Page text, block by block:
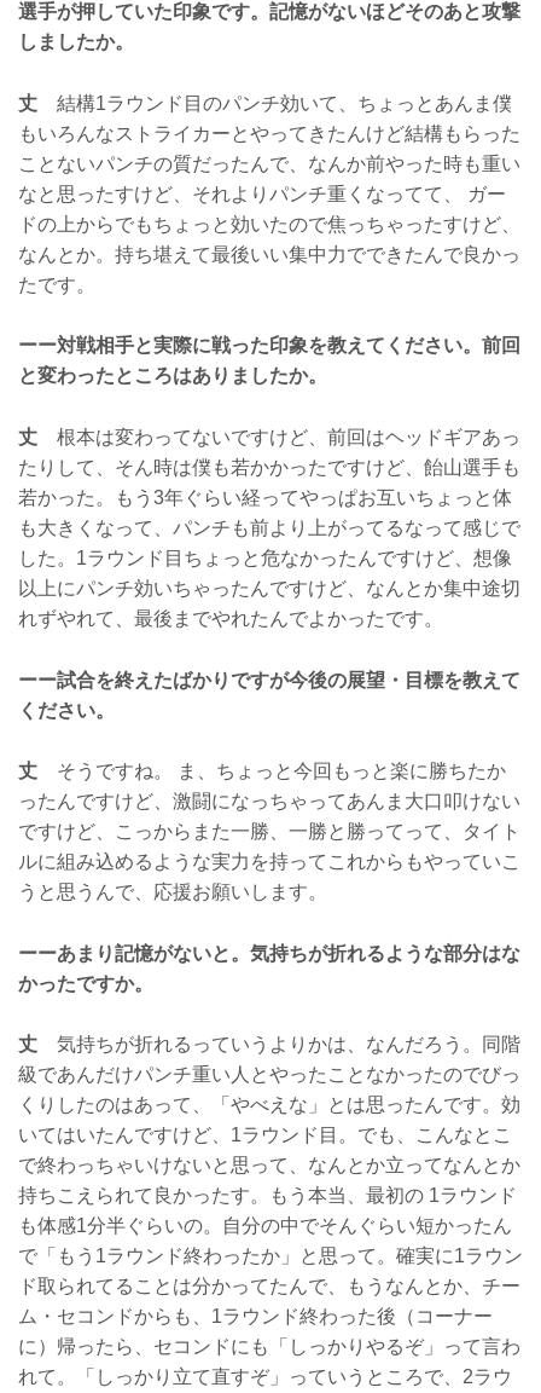
選手が押していた印象です。記憶がないほどそのあと攻撃
しましたか。
丈 結構1ラウンド目のパンチ効いて、ちょっとあんま僕
もいろんなストライカーとやってきたんけど結構もらった
ことないパンチの質だったんで、なんか前やった時も重い
なと思ったすけど、それよりパンチ重くなってて、 ガー
ドの上からでもちょっと効いたので焦っちゃったすけど、
なんとか。持ち堪えて最後いい集中力でできたんで良かっ
たです。
ーー対戦相手と実際に戦った印象を教えてください。前回
と変わったところはありましたか。
丈 根本は変わってないですけど、前回はヘッドギアあっ
たりして、そん時は僕も若かかったですけど、飴山選手も
若かった。もう3年ぐらい経ってやっぱお互いちょっと体
も大きくなって、パンチも前より上がってるなって感じで
した。1ラウンド目ちょっと危なかったんですけど、想像
以上にパンチ効いちゃったんですけど、なんとか集中途切
れずやれて、最後までやれたんでよかったです。
ーー試合を終えたばかりですが今後の展望・目標を教えて
ください。
丈 そうですね。 ま、ちょっと今回もっと楽に勝ちたか
ったんですけど、激闘になっちゃってあんま大口叩けない
ですけど、こっからまた一勝、一勝と勝ってって、タイト
ルに組み込めるような実力を持ってこれからもやっていこ
うと思うんで、応援お願いします。
ーーあまり記憶がないと。気持ちが折れるような部分はな
かったですか。
丈 気持ちが折れるっていうよりかは、なんだろう。同階
級であんだけパンチ重い人とやったことなかったのでびっ
くりしたのはあって、「やべえな」とは思ったんです。効
いてはいたんですけど、1ラウンド目。でも、こんなとこ
で終わっちゃいけないと思って、なんとか立ってなんとか
持ちこえられて良かったす。もう本当、最初の 1ラウンド
も体感1分半ぐらいの。自分の中でそんぐらい短かったん
で「もう1ラウンド終わったか」と思って。確実に1ラウン
ド取られてることは分かってたんで、もうなんとか、チー
ム・セコンドからも、1ラウンド終わった後（コーナー
に）帰ったら、セコンドにも「しっかりやるぞ」って言わ
れて。「しっかり立て直すぞ」っていうところで、2ラウ